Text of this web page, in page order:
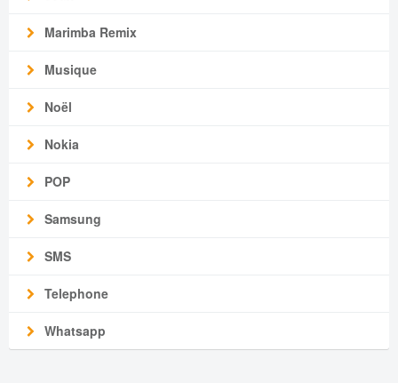
Marimba Remix
Musique
Noël
Nokia
POP
Samsung
SMS
Telephone
Whatsapp